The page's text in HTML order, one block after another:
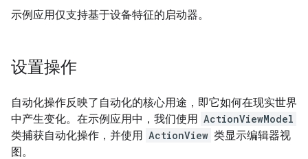
示例应用仅支持基于设备特征的启动器。
设置操作
自动化操作反映了自动化的核心用途，即它如何在现实世界
中产生变化。在示例应用中，我们使用 ActionViewModel
类捕获自动化操作，并使用 ActionView 类显示编辑器视
图。